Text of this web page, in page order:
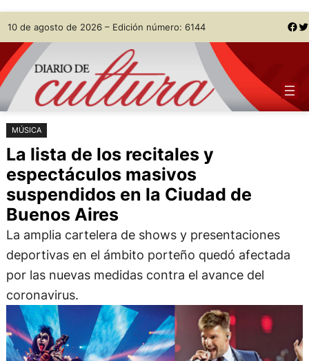
Saltar
al
contenido
Skip
to
content
10 de agosto de 2026 – Edición número: 6144 Facebook Twitter
MÚSICA
La lista de los recitales y
espectáculos masivos
suspendidos en la Ciudad de
Buenos Aires
La amplia cartelera de shows y presentaciones
deportivas en el ámbito porteño quedó afectada
por las nuevas medidas contra el avance del
coronavirus.